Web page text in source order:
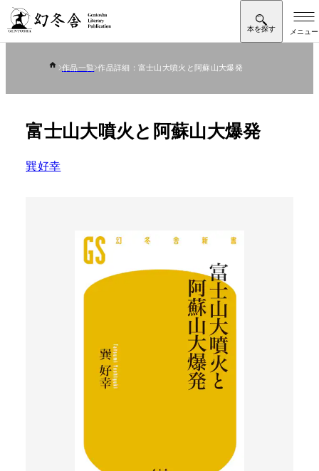
作品一覧 作品詳細：富士山大噴火と阿蘇山大爆発
富士山大噴火と阿蘇山大爆発
巽好幸